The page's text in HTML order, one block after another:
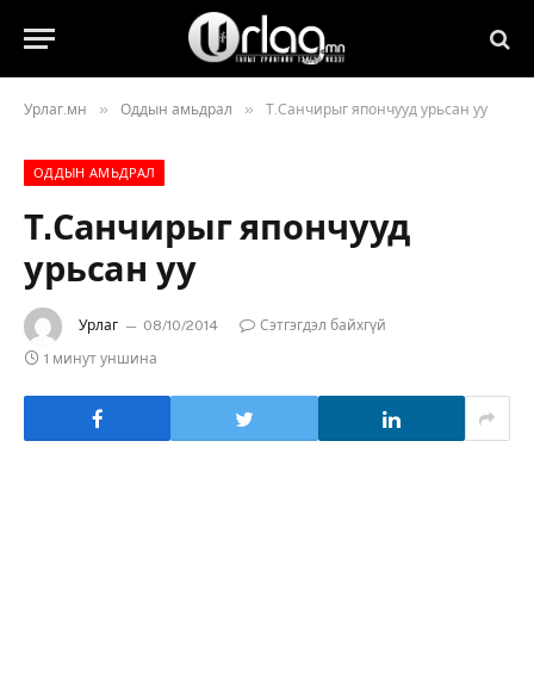
Урлаг.мн » Оддын амьдрал » Т.Санчирыг япончууд урьсан уу
ОДДЫН АМЬДРАЛ
Т.Санчирыг япончууд
урьсан уу
Урлаг 08/10/2014
Сэтгэгдэл байхгүй
1 минут уншина